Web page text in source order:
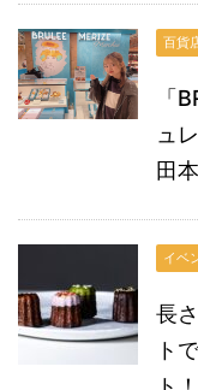
百貨
「
ュ
田
イベ
長
ト